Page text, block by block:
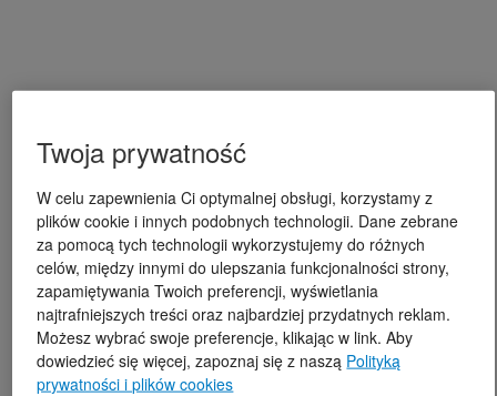
Twoja prywatność
W celu zapewnienia Ci optymalnej obsługi, korzystamy z
plików cookie i innych podobnych technologii. Dane zebrane
za pomocą tych technologii wykorzystujemy do różnych
celów, między innymi do ulepszania funkcjonalności strony,
zapamiętywania Twoich preferencji, wyświetlania
najtrafniejszych treści oraz najbardziej przydatnych reklam.
Możesz wybrać swoje preferencje, klikając w link. Aby
dowiedzieć się więcej, zapoznaj się z naszą Polityką
prywatności i plików cookies